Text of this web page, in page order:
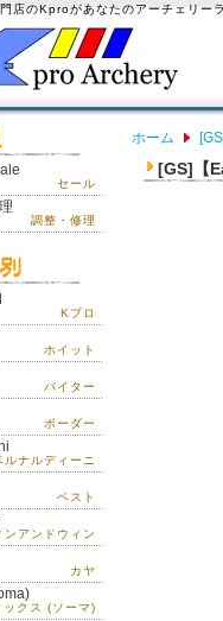
店のKproがあなたのアーチェリー
セール
調整・修理
Kプロ
ホイット
バイター
ボーダー
ルナルディーニ
ベスト
ンアンドウィン
カヤ
ックス (ソーマ)
ホーム
[GS]【